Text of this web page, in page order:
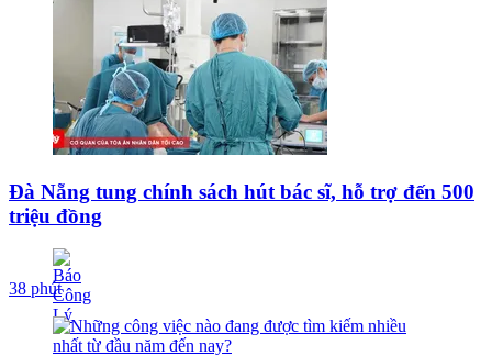
Đà Nẵng tung chính sách hút bác sĩ, hỗ trợ đến 500
triệu đồng
38 phút